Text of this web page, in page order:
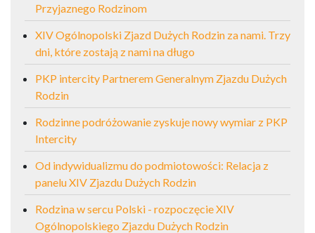
Przyjaznego Rodzinom
XIV Ogólnopolski Zjazd Dużych Rodzin za nami. Trzy
dni, które zostają z nami na długo
PKP intercity Partnerem Generalnym Zjazdu Dużych
Rodzin
Rodzinne podróżowanie zyskuje nowy wymiar z PKP
Intercity
Od indywidualizmu do podmiotowości: Relacja z
panelu XIV Zjazdu Dużych Rodzin
Rodzina w sercu Polski - rozpoczęcie XIV
Ogólnopolskiego Zjazdu Dużych Rodzin